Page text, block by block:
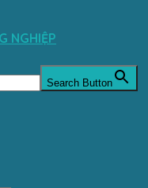
NGHIỆP
Search Button